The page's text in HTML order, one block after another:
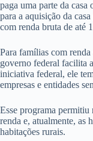
paga uma parte da casa
para a aquisição da
com renda bruta de até
Para famílias com
governo federal facilita
iniciativa federal, ele
empresas e entidades
Esse programa
renda e, atualmente, as
habitações rurais.